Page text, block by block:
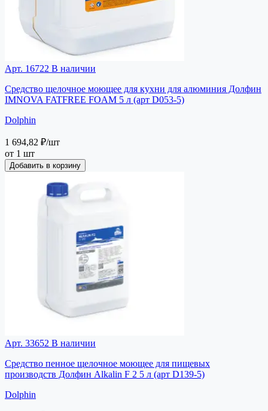
Арт. 16722 В наличии
Средство щелочное моющее для кухни для алюминия Долфин
IMNOVA FATFREE FOAM 5 л (арт D053-5)
Dolphin
1 694,82 ₽/шт
от 1 шт
Добавить в корзину
Арт. 33652 В наличии
Средство пенное щелочное моющее для пищевых
производств Долфин Alkalin F 2 5 л (арт D139-5)
Dolphin